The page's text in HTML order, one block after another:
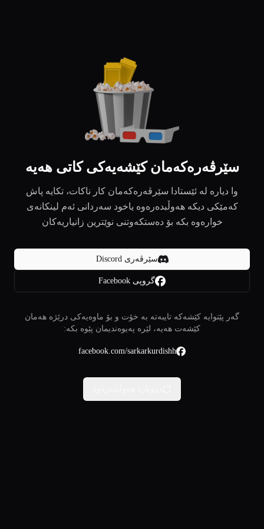
سێرڤەرەکەمان کێشەیەکی کاتی هەیە
وا دیارە لە ئێستادا سێرڤەرەکەمان کار ناکات، تکایە پاش
کەمێکی دیکە هەوڵبدەرەوە یاخود سەردانی ئەم لینکانەی
خوارەوە بکە بۆ دەستکەوتنی نوێترین زانیاریەکان
سێرڤەری Discord
گروپی Facebook
گەر پێتوایە کێشەکە تایبەتە بە خۆت و بۆ ماوەیەکی درێژە هەمان
کێشەت هەیە، لێرە پەیوەندیمان پێوە بکە:
facebook.com/sarkarkurdishh